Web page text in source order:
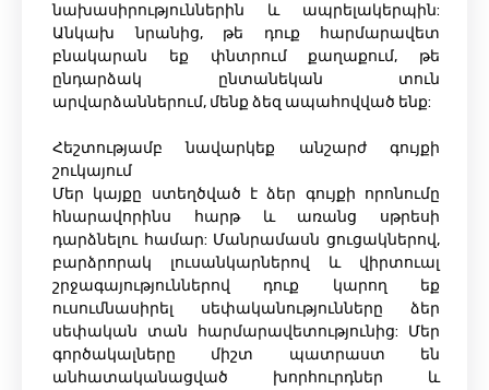
նախասիրություններին և ապրելակերպին:
Անկախ նրանից, թե դուք հարմարավետ
բնակարան եք փնտրում քաղաքում, թե
ընդարձակ ընտանեկան տուն
արվարձաններում, մենք ձեզ ապահովված ենք:
Հեշտությամբ նավարկեք անշարժ գույքի
շուկայում
Մեր կայքը ստեղծված է ձեր գույքի որոնումը
հնարավորինս հարթ և առանց սթրեսի
դարձնելու համար: Մանրամասն ցուցակներով,
բարձրորակ լուսանկարներով և վիրտուալ
շրջագայություններով դուք կարող եք
ուսումնասիրել սեփականությունները ձեր
սեփական տան հարմարավետությունից: Մեր
գործակալները միշտ պատրաստ են
անհատականացված խորհուրդներ և